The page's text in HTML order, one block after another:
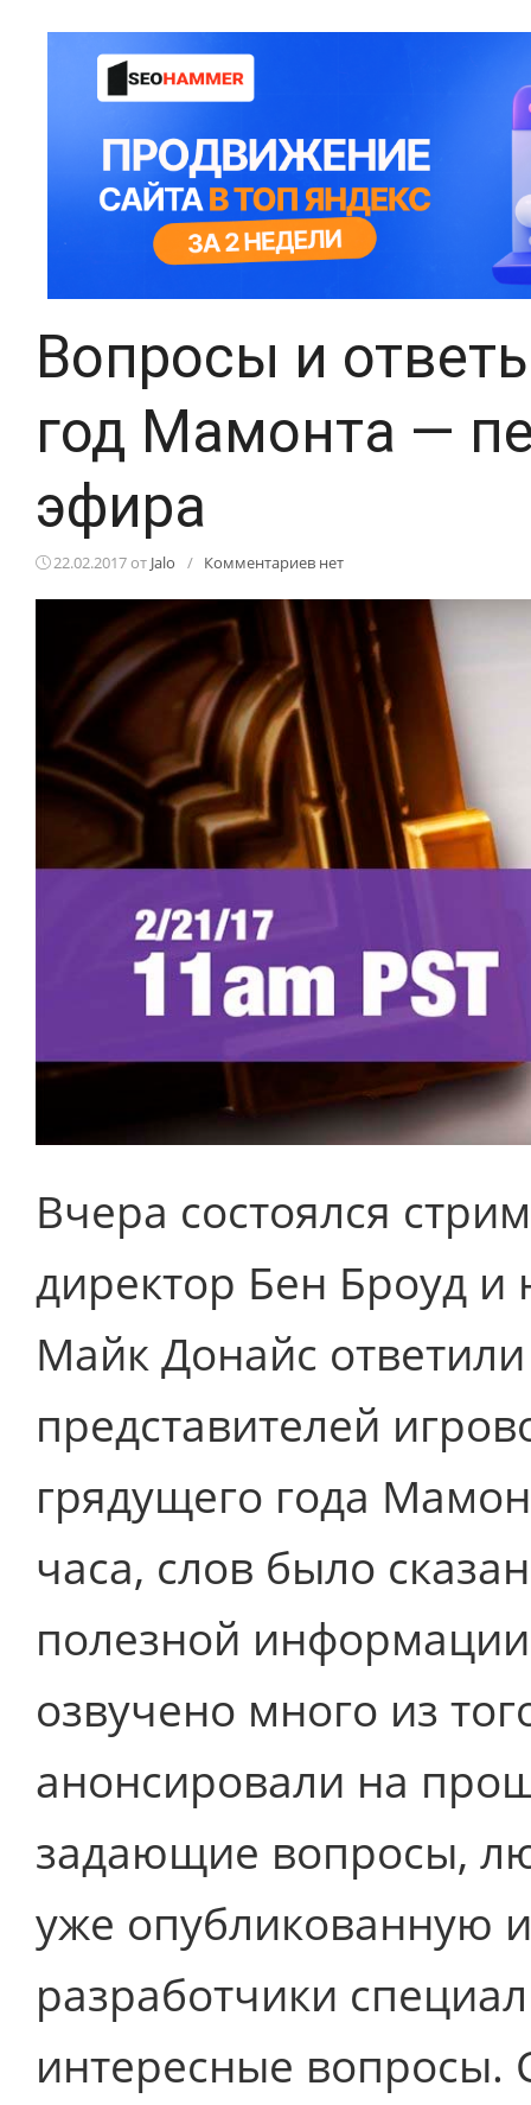
Вопросы и
год Мамонта —
эфира
22.02.2017от Jalo / Комментариев нет
Вчера состоялся
директор Бен Броуд и
Майк Донайс
представителей
грядущего года
часа, слов было
полезной
озвучено много из
анонсировали на
задающие вопросы,
уже опубликованную
разработчики
интересные вопросы.